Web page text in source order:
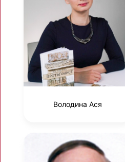
Володина Ася